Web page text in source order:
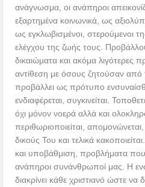
ανάγνωσμα, οι ανάπηροι
εξαρτημένα κοινωνικά, ως
ως εγκλωβισμένοι, στερούμενοι
ελέγχου της ζωής τους.
δικαιώματα και ακόμα λιγότερες
αντίθεση με όσους ζητούσαν
προβάλλει ως πρότυπο
ενδιαφέρεται, συγκινείται.
όχι μόνον νοερά αλλά και
περιθωριοποιείται,
δικούς Του και τελικά
και υποβάθμιση, προβλήματα που
ανάπηροι συνάνθρωποί μας. Η
διακρίνει κάθε χριστιανό ώστε να